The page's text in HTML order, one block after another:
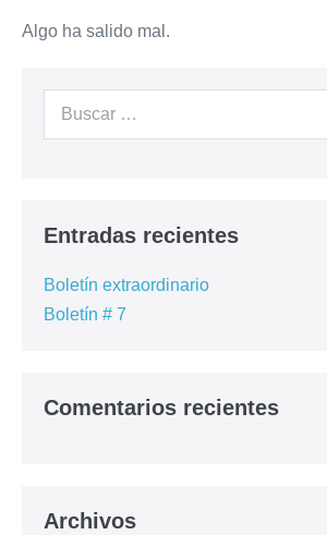
Algo ha salido mal.
Entradas recientes
Boletín extraordinario
Boletín # 7
Comentarios recientes
Archivos